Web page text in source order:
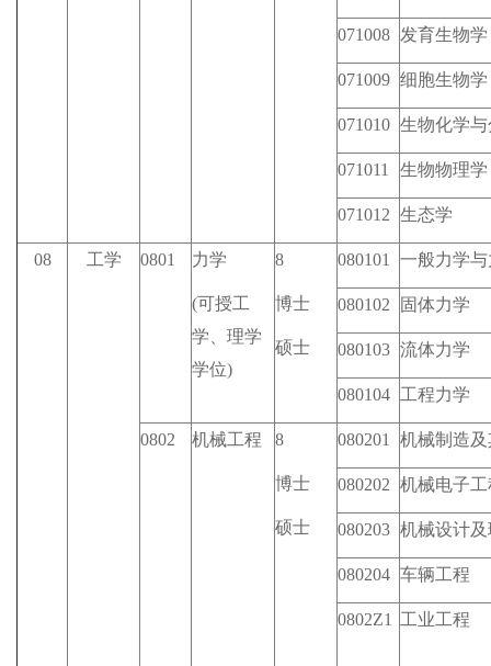
071008 发育生物学
071009 细胞生物学
071010 生物化学
071011 生物物理学
071012 生态学
08 工学 0801 力学
(可授工
学、理学
学位)
8
博士
硕士
080101 一般力学
080102 固体力学
080103 流体力学
080104 工程力学
0802 机械工程 8
博士
硕士
080201 机械制造
080202 机械电子工
080203 机械设计
080204 车辆工程
0802Z1 工业工程